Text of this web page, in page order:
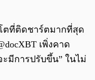
โตที่ติดชาร์ตมากที่สุด
เพิ่งคาด
ะมีการปรับขึ้น” ในไม่